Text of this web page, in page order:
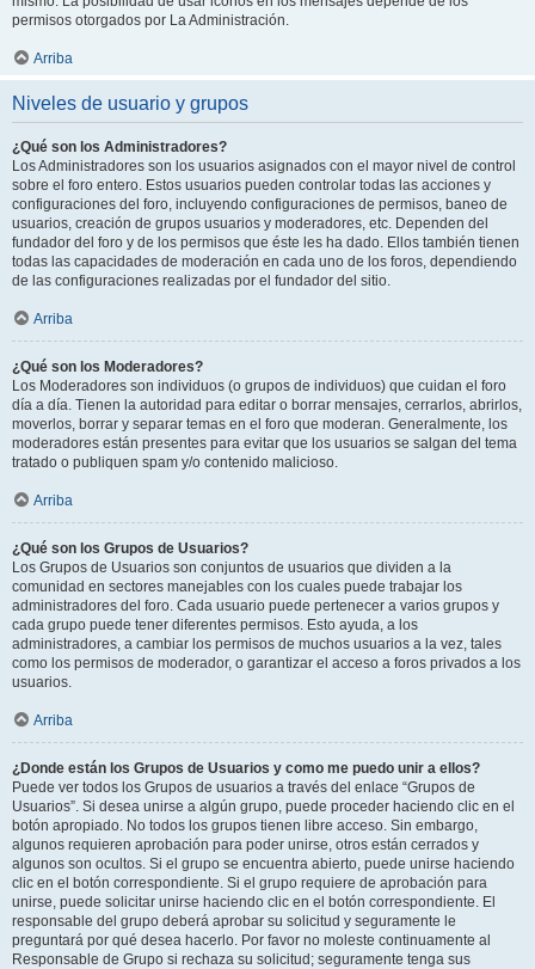
permisos otorgados por La Administración.
Arriba
Niveles de usuario y grupos
¿Qué son los Administradores?
Los Administradores son los usuarios asignados con el mayor nivel de control
sobre el foro entero. Estos usuarios pueden controlar todas las acciones y
configuraciones del foro, incluyendo configuraciones de permisos, baneo de
usuarios, creación de grupos usuarios y moderadores, etc. Dependen del
fundador del foro y de los permisos que éste les ha dado. Ellos también tienen
todas las capacidades de moderación en cada uno de los foros, dependiendo
de las configuraciones realizadas por el fundador del sitio.
Arriba
¿Qué son los Moderadores?
Los Moderadores son individuos (o grupos de individuos) que cuidan el foro
día a día. Tienen la autoridad para editar o borrar mensajes, cerrarlos, abrirlos,
moverlos, borrar y separar temas en el foro que moderan. Generalmente, los
moderadores están presentes para evitar que los usuarios se salgan del tema
tratado o publiquen spam y/o contenido malicioso.
Arriba
¿Qué son los Grupos de Usuarios?
Los Grupos de Usuarios son conjuntos de usuarios que dividen a la
comunidad en sectores manejables con los cuales puede trabajar los
administradores del foro. Cada usuario puede pertenecer a varios grupos y
cada grupo puede tener diferentes permisos. Esto ayuda, a los
administradores, a cambiar los permisos de muchos usuarios a la vez, tales
como los permisos de moderador, o garantizar el acceso a foros privados a los
usuarios.
Arriba
¿Donde están los Grupos de Usuarios y como me puedo unir a ellos?
Puede ver todos los Grupos de usuarios a través del enlace “Grupos de
Usuarios”. Si desea unirse a algún grupo, puede proceder haciendo clic en el
botón apropiado. No todos los grupos tienen libre acceso. Sin embargo,
algunos requieren aprobación para poder unirse, otros están cerrados y
algunos son ocultos. Si el grupo se encuentra abierto, puede unirse haciendo
clic en el botón correspondiente. Si el grupo requiere de aprobación para
unirse, puede solicitar unirse haciendo clic en el botón correspondiente. El
responsable del grupo deberá aprobar su solicitud y seguramente le
preguntará por qué desea hacerlo. Por favor no moleste continuamente al
Responsable de Grupo si rechaza su solicitud; seguramente tenga sus